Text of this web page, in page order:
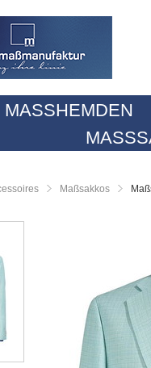
MASSHEMDEN
Maßsakkos